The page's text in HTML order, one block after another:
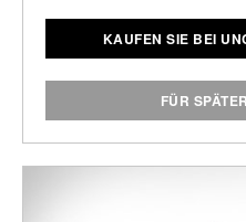
KAUFEN SIE BEI
FÜR